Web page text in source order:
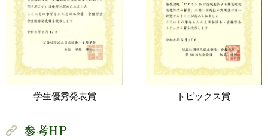
学生優秀発表賞 トピックス賞
参考HP